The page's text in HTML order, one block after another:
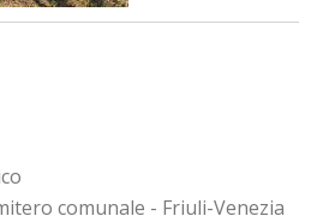
comunale - Friuli-Venezia